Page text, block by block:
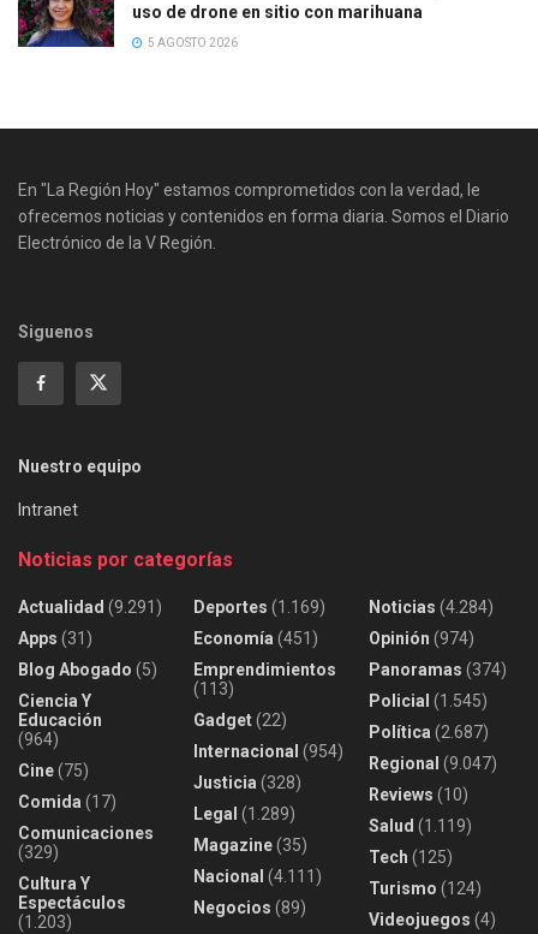
uso de drone en sitio con marihuana
5 AGOSTO 2026
En "La Región Hoy" estamos comprometidos con la verdad, le
ofrecemos noticias y contenidos en forma diaria. Somos el Diario
Electrónico de la V Región.
Siguenos
Nuestro equipo
Intranet
Noticias por categorías
Actualidad (9.291)
Apps (31)
Blog Abogado (5)
Ciencia Y
Educación
(964)
Cine(75)
Comida (17)
Comunicaciones
(329)
Cultura Y
Espectáculos
(1.203)
Deportes (1.169)
Economía (451)
Emprendimientos
(113)
Gadget(22)
Internacional (954)
Justicia (328)
Legal (1.289)
Magazine(35)
Nacional (4.111)
Negocios (89)
Noticias (4.284)
Opinión (974)
Panoramas (374)
Policial (1.545)
Política (2.687)
Regional (9.047)
Reviews (10)
Salud (1.119)
Tech (125)
Turismo (124)
Videojuegos (4)